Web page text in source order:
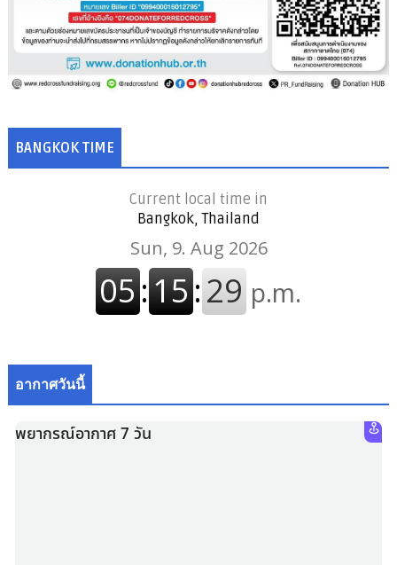
BANGKOK TIME
Current local time in
Bangkok, Thailand
อากาศวันนี้